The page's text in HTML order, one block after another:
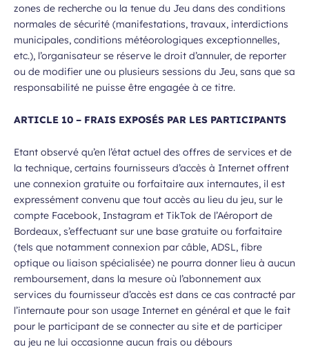
zones de recherche ou la tenue du Jeu dans des conditions
normales de sécurité (manifestations, travaux, interdictions
municipales, conditions météorologiques exceptionnelles,
etc.), l’organisateur se réserve le droit d’annuler, de reporter
ou de modifier une ou plusieurs sessions du Jeu, sans que sa
responsabilité ne puisse être engagée à ce titre.
ARTICLE 10 – FRAIS EXPOSÉS PAR LES PARTICIPANTS
Etant observé qu’en l’état actuel des offres de services et de
la technique, certains fournisseurs d’accès à Internet offrent
une connexion gratuite ou forfaitaire aux internautes, il est
expressément convenu que tout accès au lieu du jeu, sur le
compte Facebook, Instagram et TikTok de l’Aéroport de
Bordeaux, s’effectuant sur une base gratuite ou forfaitaire
(tels que notamment connexion par câble, ADSL, fibre
optique ou liaison spécialisée) ne pourra donner lieu à aucun
remboursement, dans la mesure où l’abonnement aux
services du fournisseur d’accès est dans ce cas contracté par
l’internaute pour son usage Internet en général et que le fait
pour le participant de se connecter au site et de participer
au jeu ne lui occasionne aucun frais ou débours